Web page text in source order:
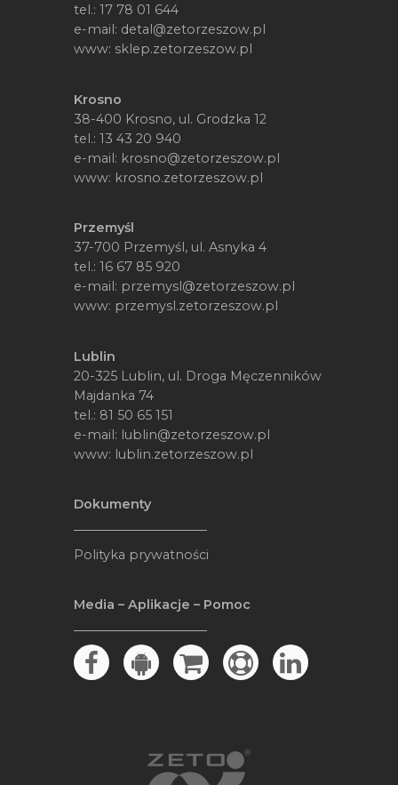
tel.: 17 78 01 644
e-mail: detal@zetorzeszow.pl
www: sklep.zetorzeszow.pl
Krosno
38-400 Krosno, ul. Grodzka 12
tel.: 13 43 20 940
e-mail: krosno@zetorzeszow.pl
www: krosno.zetorzeszow.pl
Przemyśl
37-700 Przemyśl, ul. Asnyka 4
tel.: 16 67 85 920
e-mail: przemysl@zetorzeszow.pl
www: przemysl.zetorzeszow.pl
Lublin
20-325 Lublin, ul. Droga Męczenników
Majdanka 74
tel.: 81 50 65 151
e-mail: lublin@zetorzeszow.pl
www: lublin.zetorzeszow.pl
Dokumenty
Polityka prywatności
Media – Aplikacje – Pomoc